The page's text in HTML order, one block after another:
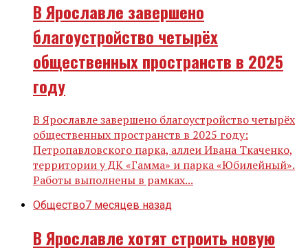
В Ярославле завершено
благоустройство четырёх
общественных пространств в 2025
году
В Ярославле завершено благоустройство четырёх
общественных пространств в 2025 году:
Петропавловского парка, аллеи Ивана Ткаченко,
территории у ДК «Гамма» и парка «Юбилейный».
Работы выполнены в рамках...
Общество7 месяцев назад
В Ярославле хотят строить новую